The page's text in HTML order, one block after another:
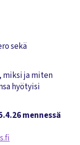
sekä
miksi ja miten
hyötyisi
mennessä